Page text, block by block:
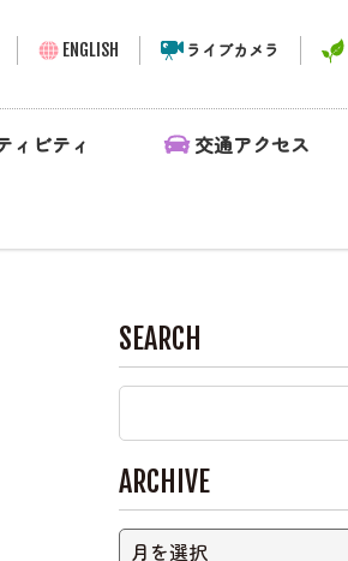
ENGLISH ライブカメラ
ィビティ 交通アクセス
SEARCH
ARCHIVE